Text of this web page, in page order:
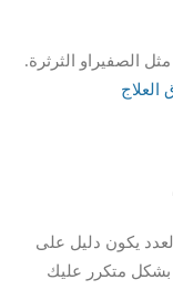
الصفيراو الثرثرة.
يكون دليل على
بشكل متكرر عليك